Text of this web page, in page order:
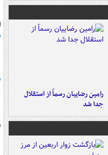
رامین رضاییان رسماً از استقلال
جدا شد